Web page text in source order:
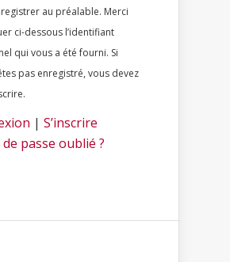
au préalable. Merci
ci-dessous l’identifiant
vous a été fourni. Si
pas enregistré, vous devez
| S’inscrire
passe oublié ?